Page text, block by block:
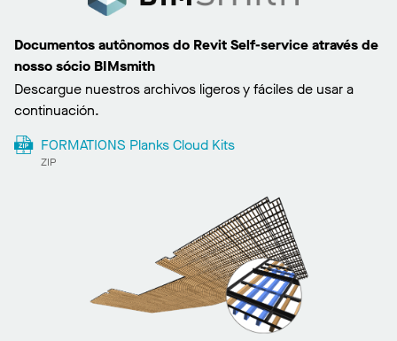
Documentos autônomos do Revit Self-service através de
nosso sócio BIMsmith
Descargue nuestros archivos ligeros y fáciles de usar a
continuación.
FORMATIONS Planks Cloud Kits
ZIP